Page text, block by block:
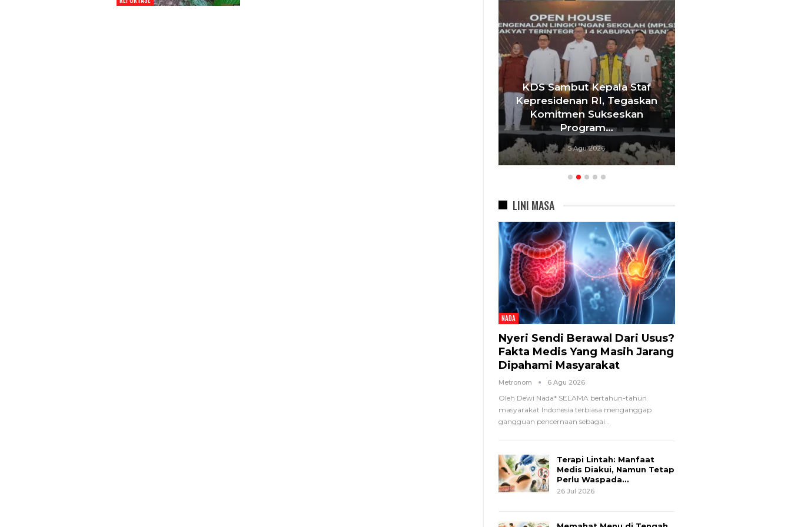
KDS Sambut Kepala Staf
Kepresidenan RI, Tegaskan
Komitmen Sukseskan
Program…
5 Agu 2026
LINI MASA
NADA
Nyeri Sendi Berawal Dari Usus?
Fakta Medis Yang Masih Jarang
Dipahami Masyarakat
Metronom 6 Agu 2026
Oleh Dewi Nada* SELAMA bertahun-tahun
masyarakat Indonesia terbiasa menganggap
gangguan pencernaan sebagai…
Terapi Lintah: Manfaat
Medis Diakui, Namun Tetap
Perlu Waspada…
26 Jul 2026